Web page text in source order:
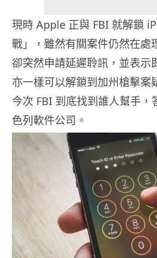
現時 Apple 正與 FBI 就解鎖
戰」，雖然有關案件仍然在處
卻突然申請延遲聆訊，並表示
亦一樣可以解鎖到加州槍擊
今次 FBI 到底找到誰人幫手，
色列軟件公司。